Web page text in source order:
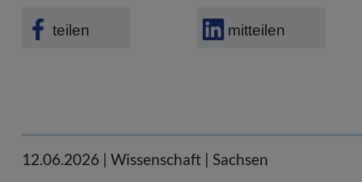
teilen mitteilen
12.06.2026 | Wissenschaft | Sachsen